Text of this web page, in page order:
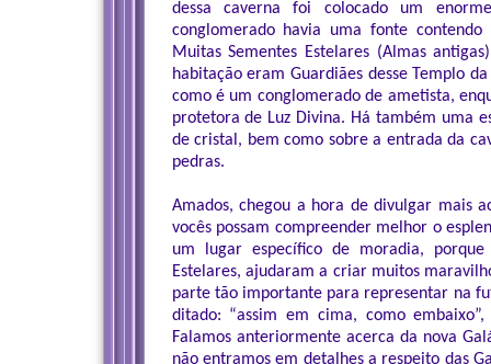
dessa caverna foi colocado um
conglomerado havia uma fonte
Muitas Sementes Estelares (Almas
habitação eram Guardiães desse Templo
como é um conglomerado de ametista,
protetora de Luz Divina. Há também uma
de cristal, bem como sobre a entrada da
pedras.
Amados, chegou a hora de divulgar mais
vocês possam compreender melhor o
um lugar específico de moradia, porque
Estelares, ajudaram a criar muitos
parte tão importante para representar na
ditado: “assim em cima, como
Falamos anteriormente acerca da nova
não entramos em detalhes a respeito das